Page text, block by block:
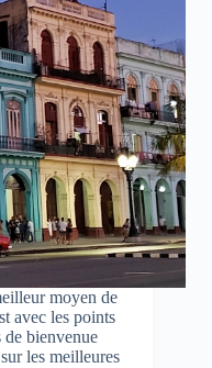
moyen de
avec les points
de bienvenue
les meilleures